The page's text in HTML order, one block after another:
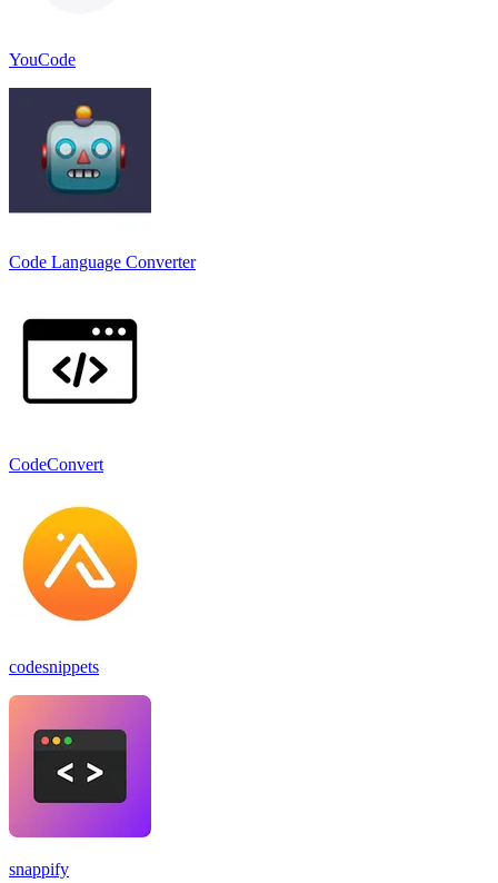
YouCode
Code Language Converter
CodeConvert
codesnippets
snappify